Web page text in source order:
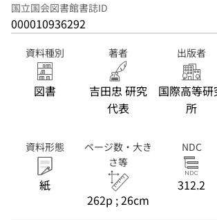
国立国会図書館書誌ID
000010936292
資料種別
図書
著者
吉田忠 研究
代表
出版者
国際高等研
所
資料形態
紙
ページ数・大き
さ等
262p ; 26cm
NDC
312.2